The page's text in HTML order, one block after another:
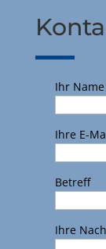
Ihr
Ihre E-
Betreff
Ihre